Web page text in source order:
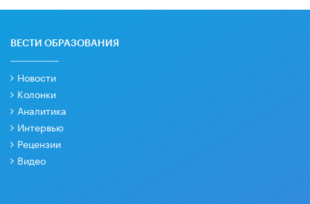
ВЕСТИ ОБРАЗОВАНИЯ
Новости
Колонки
Аналитика
Интервью
Рецензии
Видео